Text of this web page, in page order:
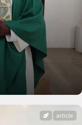
article